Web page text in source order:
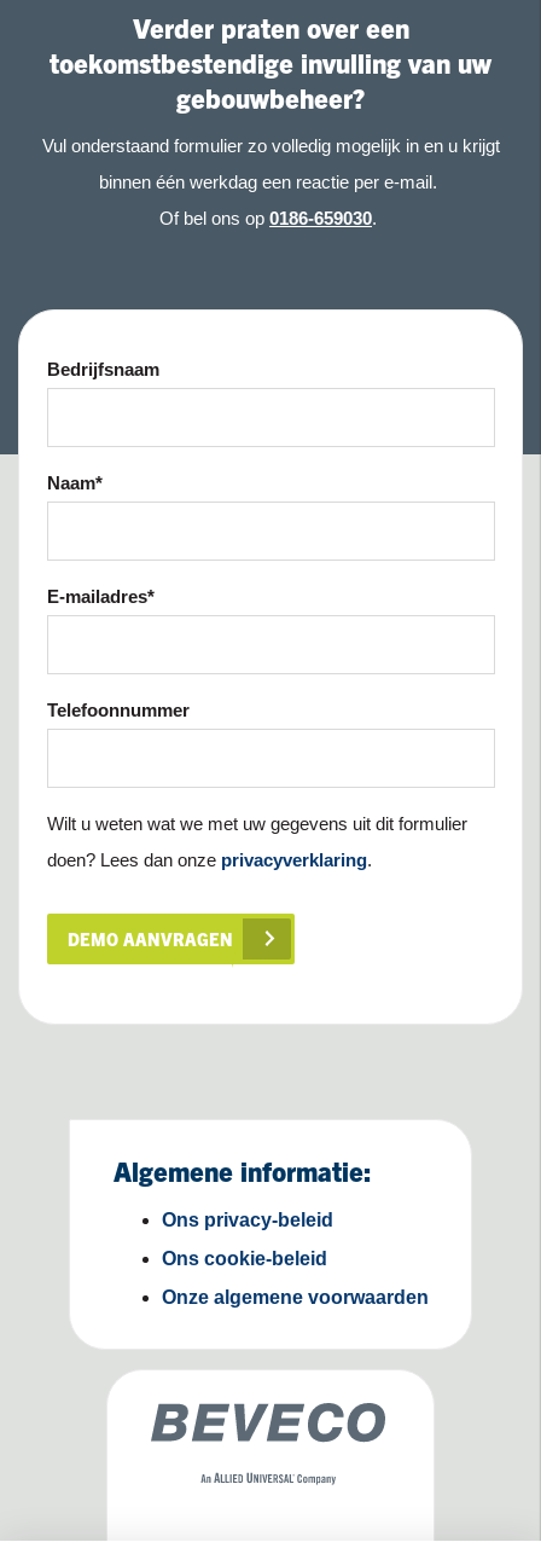
Verder praten over een
toekomstbestendige invulling van uw
gebouwbeheer?
Vul onderstaand formulier zo volledig mogelijk in en u krijgt
binnen één werkdag een reactie per e-mail.
Of bel ons op 0186-659030.
Bedrijfsnaam
Naam*
E-mailadres*
Telefoonnummer
Wilt u weten wat we met uw gegevens uit dit formulier
doen? Lees dan onze privacyverklaring.
DEMO AANVRAGEN
Algemene informatie:
Ons privacy-beleid
Ons cookie-beleid
Onze algemene voorwaarden